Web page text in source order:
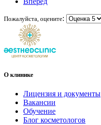
Пожалуйста, оцените:
О клинике
Лицензия и документы
Вакансии
Обучение
Блог косметологов